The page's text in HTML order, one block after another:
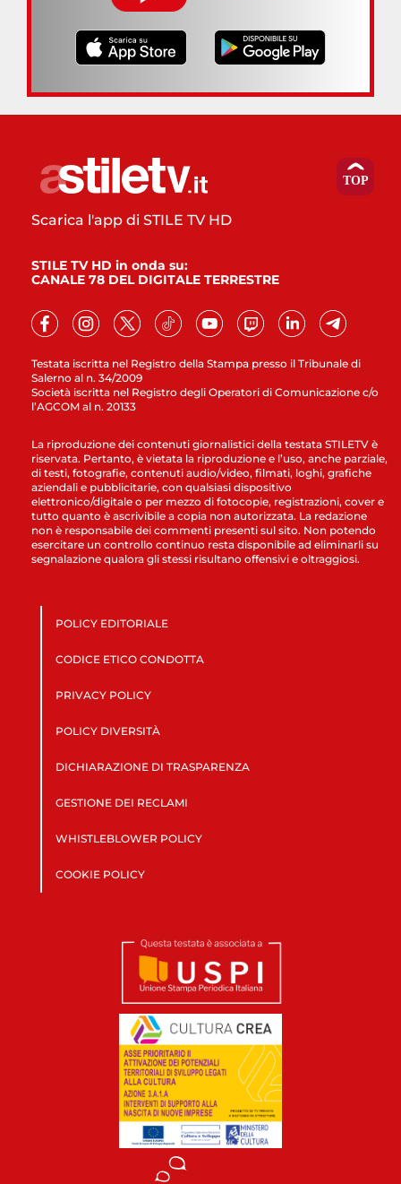
Testata iscritta nel Registro della Stampa presso il Tribunale di
Salerno al n. 34/2009
Società iscritta nel Registro degli Operatori di Comunicazione c/o
l’AGCOM al n. 20133
Scarica l'app di STILE TV HD
STILE TV HD in onda su:
CANALE 78 DEL DIGITALE TERRESTRE
La riproduzione dei contenuti giornalistici della testata STILETV è
riservata. Pertanto, è vietata la riproduzione e l’uso, anche parziale,
di testi, fotografie, contenuti audio/video, filmati, loghi, grafiche
aziendali e pubblicitarie, con qualsiasi dispositivo
elettronico/digitale o per mezzo di fotocopie, registrazioni, cover e
tutto quanto è ascrivibile a copia non autorizzata. La redazione
non è responsabile dei commenti presenti sul sito. Non potendo
esercitare un controllo continuo resta disponibile ad eliminarli su
segnalazione qualora gli stessi risultano offensivi e oltraggiosi.
POLICY EDITORIALE
CODICE ETICO CONDOTTA
PRIVACY POLICY
POLICY DIVERSITÀ
DICHIARAZIONE DI TRASPARENZA
GESTIONE DEI RECLAMI
WHISTLEBLOWER POLICY
COOKIE POLICY